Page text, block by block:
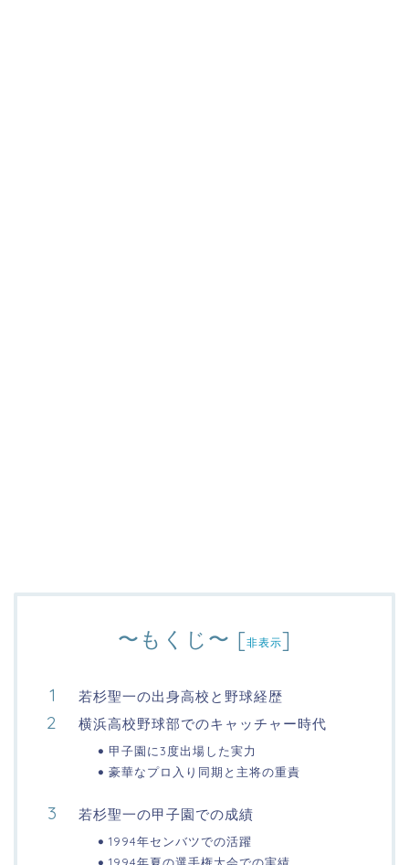
〜もくじ〜 [非表示]
若杉聖一の出身高校と野球経歴
横浜高校野球部でのキャッチャー時代
甲子園に3度出場した実力
豪華なプロ入り同期と主将の重責
若杉聖一の甲子園での成績
1994年センバツでの活躍